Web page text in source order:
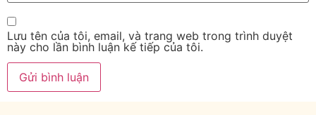
Lưu tên của tôi, email, và trang web trong trình duyệt
này cho lần bình luận kế tiếp của tôi.